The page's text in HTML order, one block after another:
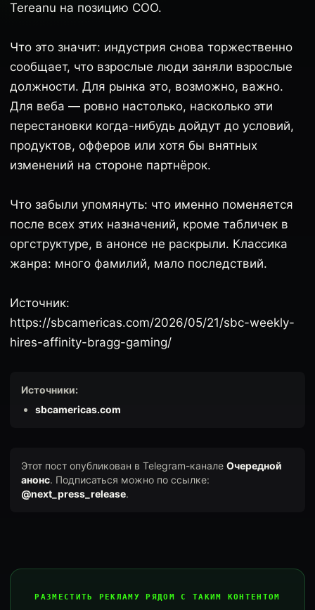
Tereanu на позицию COO.
Что это значит: индустрия снова торжественно
сообщает, что взрослые люди заняли взрослые
должности. Для рынка это, возможно, важно.
Для веба — ровно настолько, насколько эти
перестановки когда-нибудь дойдут до условий,
продуктов, офферов или хотя бы внятных
изменений на стороне партнёрок.
Что забыли упомянуть: что именно поменяется
после всех этих назначений, кроме табличек в
оргструктуре, в анонсе не раскрыли. Классика
жанра: много фамилий, мало последствий.
Источник:
https://sbcamericas.com/2026/05/21/sbc-weekly-
hires-affinity-bragg-gaming/
Источники:
sbcamericas.com
Этот пост опубликован в Telegram-канале Очередной
анонс. Подписаться можно по ссылке:
@next_press_release.
РАЗМЕСТИТЬ РЕКЛАМУ РЯДОМ С ТАКИМ КОНТЕНТОМ